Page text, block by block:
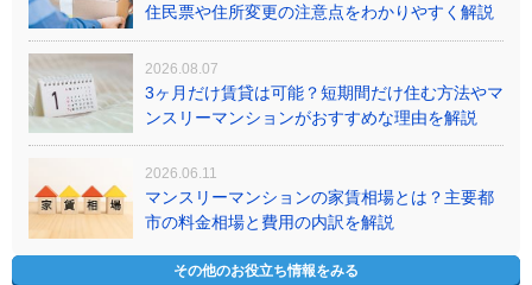
住民票や住所変更の注意点をわかりやすく解説
2026.08.07
3ヶ月だけ賃貸は可能？短期間だけ住む方法やマ
ンスリーマンションがおすすめな理由を解説
2026.06.11
マンスリーマンションの家賃相場とは？主要都
市の料金相場と費用の内訳を解説
その他のお役立ち情報をみる